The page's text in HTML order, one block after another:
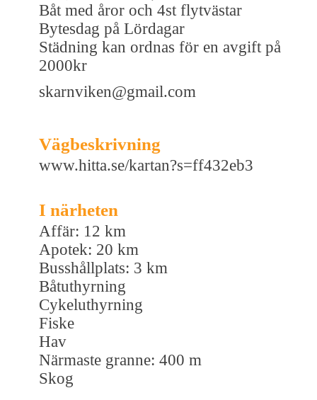
Båt med åror och 4st flytvästar
Bytesdag på Lördagar
Städning kan ordnas för en avgift på
2000kr
skarnviken@gmail.com
Vägbeskrivning
www.hitta.se/kartan?s=ff432eb3
I närheten
Affär: 12 km
Apotek: 20 km
Busshållplats: 3 km
Båtuthyrning
Cykeluthyrning
Fiske
Hav
Närmaste granne: 400 m
Skog